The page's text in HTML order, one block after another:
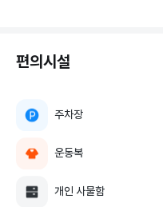
편의시설
주차장
운동복
개인 사물함